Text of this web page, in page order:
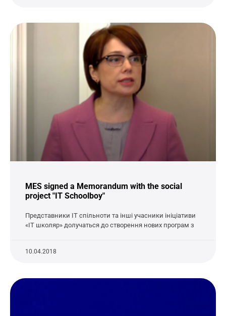
MES signed a Memorandum with the social
project "IT Schoolboy"
Представники ІТ спільноти та інші учасники ініціативи
«ІТ школяр» долучаться до створення нових програм з
10.04.2018